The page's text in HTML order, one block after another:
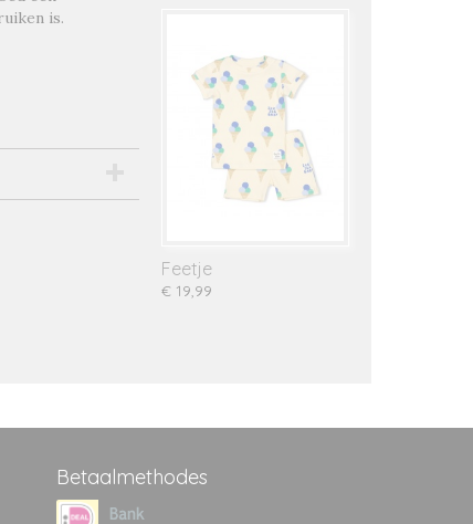
is.
Feetje
€ 19,99
Betaalmethodes